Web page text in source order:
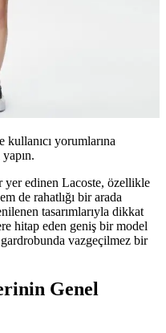
yorumlarına
yer edinen Lacoste, özellikle
de rahatlığı bir arada
tasarımlarıyla dikkat
hitap eden geniş bir model
vazgeçilmez bir
Genel